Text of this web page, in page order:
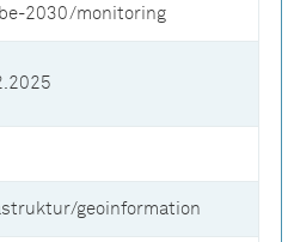
2030/monitoring
geoinformation